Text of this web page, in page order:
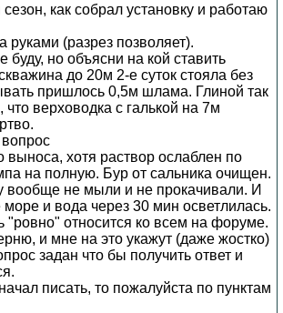
как собрал установку и работаю
руками (разрез позволяет).
буду, но объясни на кой ставить
до 20м 2-е суток стояла без
пришлось 0,5м шлама. Глиной так
что верховодка с галькой на 7м
хотя раствор ослаблен по
на полную. Бур от сальника очищен.
вообще не мыли и не прокачивали. И
и вода через 30 мин осветлилась.
относится ко всем на форуме.
и мне на это укажут (даже жостко)
задан что бы получить ответ и
писать, то пожалуйста по пунктам